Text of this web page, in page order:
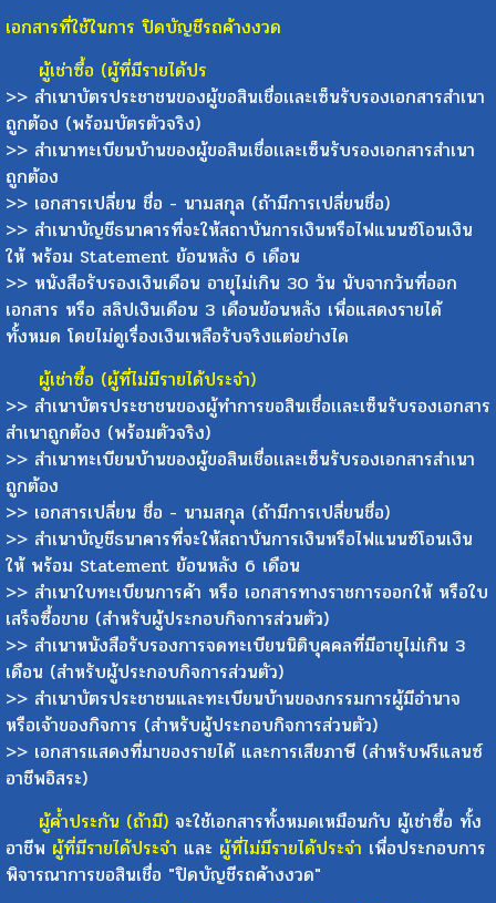
เอกสารที่ใช้ในการ ปิดบัญชีรถค้างงวด
ผู้เช่าซื้อ (ผู้ที่มีรายได้ปร
>> สำเนาบัตรประชาชนของผู้ขอสินเชื่อเเละเซ็นรับรองเอกสารสำเนา
ถูกต้อง (พร้อมบัตรตัวจริง)
>> สำเนาทะเบียนบ้านของผู้ขอสินเชื่อเเละเซ็นรับรองเอกสารสำเนา
ถูกต้อง
>> เอกสารเปลี่ยน ชื่อ - นามสกุล (ถ้ามีการเปลี่ยนชื่อ)
>> สำเนาบัญชีธนาคารที่จะให้สถาบันการเงินหรือไฟแนนซ์โอนเงิน
ให้ พร้อม Statement ย้อนหลัง 6 เดือน
>> หนังสือรับรองเงินเดือน อายุไม่เกิน 30 วัน นับจากวันที่ออก
เอกสาร หรือ สลิปเงินเดือน 3 เดือนย้อนหลัง เพื่อแสดงรายได้
ทั้งหมด โดยไม่ดูเรื่องเงินเหลือรับจริงแต่อย่างได
ผู้เช่าซื้อ (ผู้ที่ไม่มีรายได้ประจำ)
>> สำเนาบัตรประชาชนของผู้ทำการขอสินเชื่อเเละเซ็นรับรองเอกสาร
สำเนาถูกต้อง (พร้อมตัวจริง)
>> สำเนาทะเบียนบ้านของผู้ขอสินเชื่อเเละเซ็นรับรองเอกสารสำเนา
ถูกต้อง
>> เอกสารเปลี่ยน ชื่อ - นามสกุล (ถ้ามีการเปลี่ยนชื่อ)
>> สำเนาบัญชีธนาคารที่จะให้สถาบันการเงินหรือไฟแนนซ์โอนเงิน
ให้ พร้อม Statement ย้อนหลัง 6 เดือน
>> สำเนาใบทะเบียนการค้า หรือ เอกสารทางราชการออกให้ หรือใบ
เสร็จซื้อขาย (สำหรับผู้ประกอบกิจการส่วนตัว)
>> สำเนาหนังสือรับรองการจดทะเบียนนิติบุคคลที่มีอายุไม่เกิน 3
เดือน (สำหรับผู้ประกอบกิจการส่วนตัว)
>> สำเนาบัตรประชาชนและทะเบียนบ้านของกรรมการผู้มีอำนาจ
หรือเจ้าของกิจการ (สำหรับผู้ประกอบกิจการส่วนตัว)
>> เอกสารแสดงที่มาของรายได้ และการเสียภาษี (สำหรับฟรีแลนซ์
อาชีพอิสระ)
ผู้ค้ำประกัน (ถ้ามี) จะใช้เอกสารทั้งหมดเหมือนกับ ผู้เช่าซื้อ ทั้ง
อาชีพ ผู้ที่มีรายได้ประจำ และ ผู้ที่ไม่มีรายได้ประจำ เพื่อประกอบการ
พิจารณาการขอสินเชื่อ "ปิดบัญชีรถค้างงวด"